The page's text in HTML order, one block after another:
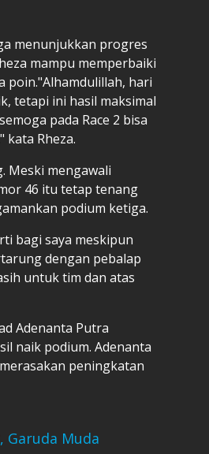
menunjukkan progres
mampu memperbaiki
poin."Alhamdulillah, hari
tetapi ini hasil maksimal
pada Race 2 bisa
kata Rheza.
Meski mengawali
46 itu tetap tenang
podium ketiga.
bagi saya meskipun
dengan pebalap
untuk tim dan atas
Adenanta Putra
naik podium. Adenanta
peningkatan
Garuda Muda